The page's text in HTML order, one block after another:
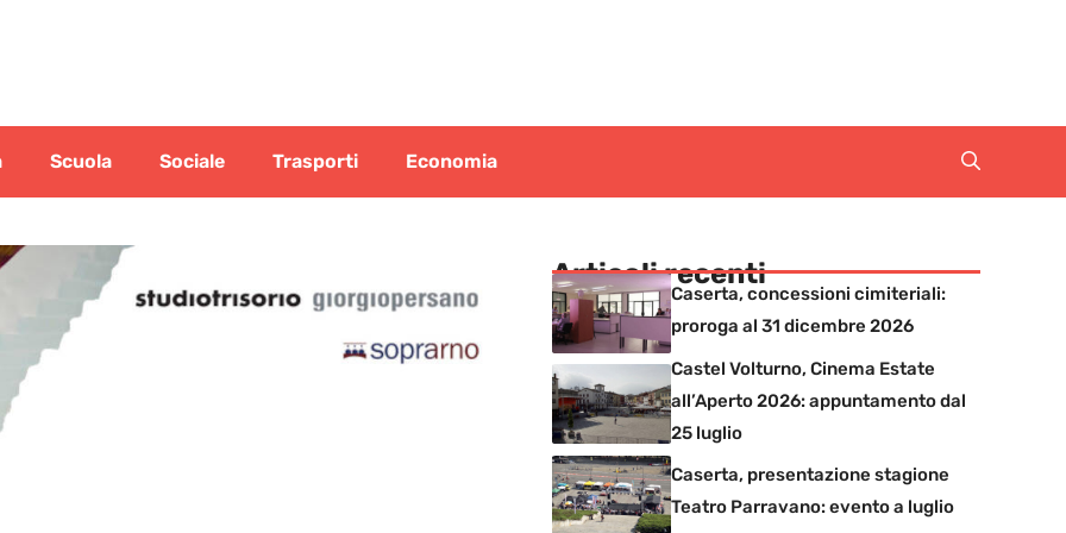
Scuola Sociale Trasporti Economia
Articoli recenti
Caserta, concessioni cimiteriali:
proroga al 31 dicembre 2026
Castel Volturno, Cinema Estate
all’Aperto 2026: appuntamento dal
25 luglio
Caserta, presentazione stagione
Teatro Parravano: evento a luglio